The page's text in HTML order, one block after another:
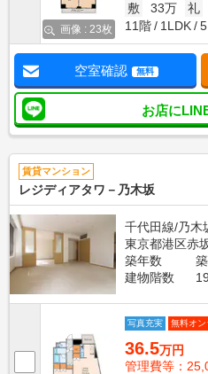
画像 : 23枚
敷
33万 礼
11階
1LDK
空室確認 無料
お店に
賃貸マンション
レジディアタワ－乃木坂
千代田線/乃木
東京都港区赤
築年数
建物階数
写真充実 無料オ
36.5万円
管理費等：